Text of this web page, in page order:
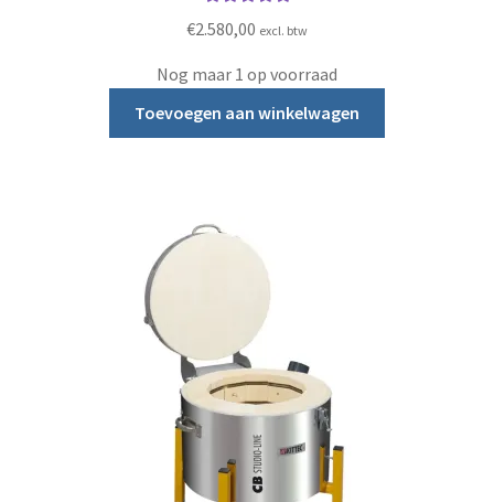
5.00
€2.580,00 excl. btw
Nog maar 1 op voorraad
Toevoegen aan winkelwagen